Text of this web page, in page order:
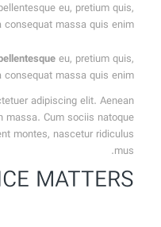
eu, pretium quis,
consequat massa quis enim.
eu, pretium quis,
consequat massa quis enim.
adipiscing elit. Aenean
massa. Cum sociis natoque
montes, nascetur ridiculus
mus.
MATTERS